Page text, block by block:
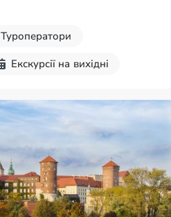
Туроператори
Екскурсії на вихідні